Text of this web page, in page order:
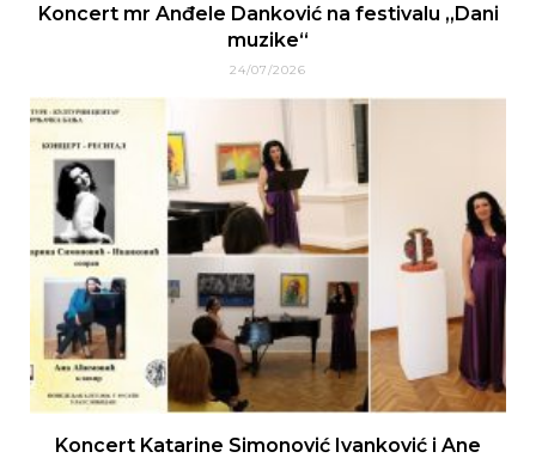
Koncert mr Anđele Danković na festivalu „Dani
muzike“
24/07/2026
Koncert Katarine Simonović Ivanković i Ane